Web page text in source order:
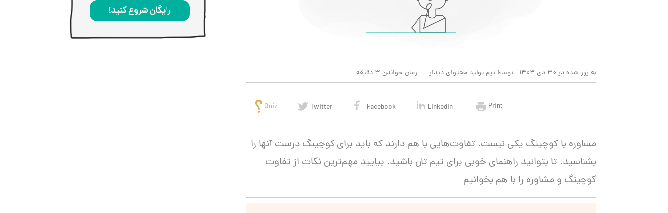
به روز شده در 30 دی 1404 توسط تیم تولید محتوای دیدار زمان خواندن 3 دقیقه
Quiz Twitter Facebook Linkedin Print
مشاوره با کوچینگ یکی نیست. تفاوت‌هایی با هم دارند که باید برای کوچینگ درست آنها را
بشناسید. تا بتوانید راهنمای خوبی برای تیم تان باشید. بیایید مهم‌ترین نکات از تفاوت
کوچینگ و مشاوره را با هم بخوانیم